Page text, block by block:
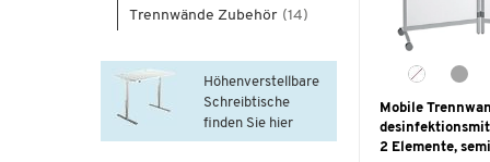
Trennwände Zubehör (14)
Höhenverstellbare
Schreibtische
finden Sie hier
Mobile
2 Elemente,